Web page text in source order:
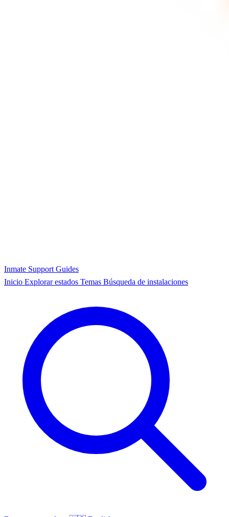
Inmate Support Guides
Inicio Explorar estados Temas Búsqueda de instalaciones